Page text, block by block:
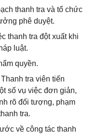
thanh tra và tổ chức
phê duyệt.
thanh tra đột xuất khi
luật.
quyền.
tra viên tiến
số vụ việc đơn giản,
rõ đối tượng, phạm
tra.
về công tác thanh